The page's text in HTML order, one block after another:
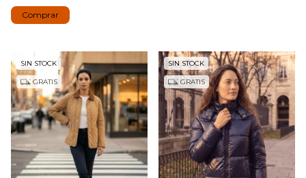
Comprar
SIN STOCK
GRATIS
SIN STOCK
GRATIS